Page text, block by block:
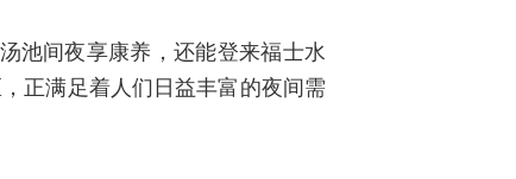
池间夜享康养，还能登来福士水
正满足着人们日益丰富的夜间需